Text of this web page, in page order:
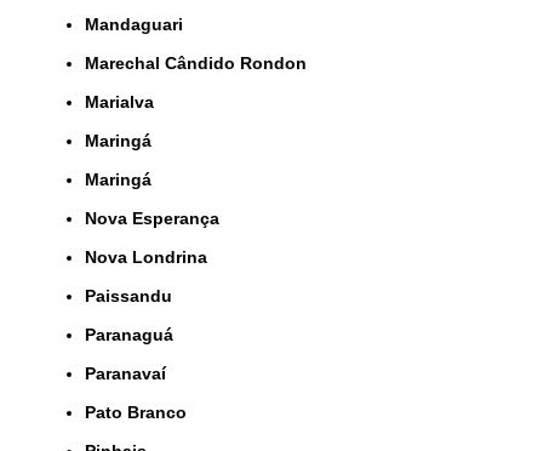
Mandaguari
Marechal Cândido Rondon
Marialva
Maringá
Maringá
Nova Esperança
Nova Londrina
Paissandu
Paranaguá
Paranavaí
Pato Branco